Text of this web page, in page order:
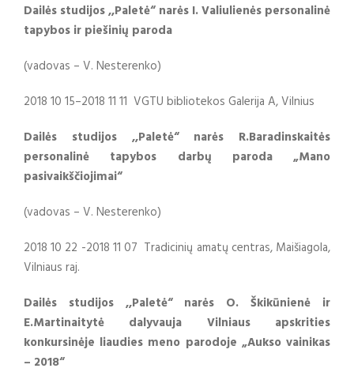
Dailės studijos ,,Paletė“ narės I. Valiulienės personalinė
tapybos ir piešinių paroda
(vadovas – V. Nesterenko)
2018 10 15–2018 11 11 VGTU bibliotekos Galerija A, Vilnius
Dailės studijos ,,Paletė“ narės R.Baradinskaitės
personalinė tapybos darbų paroda „Mano
pasivaikščiojimai“
(vadovas – V. Nesterenko)
2018 10 22 -2018 11 07 Tradicinių amatų centras, Maišiagola,
Vilniaus raj.
Dailės studijos ,,Paletė“ narės O. Škikūnienė ir
E.Martinaitytė dalyvauja Vilniaus apskrities
konkursinėje liaudies meno parodoje „Aukso vainikas
– 2018“